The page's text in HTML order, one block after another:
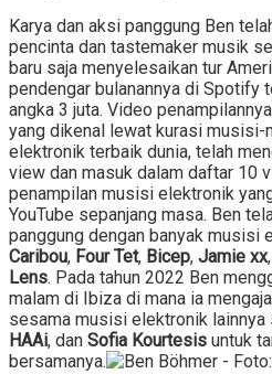
Karya dan aksi panggung Ben
pencinta dan tastemaker musik
baru saja menyelesaikan tur
pendengar bulanannya di Spotify
angka 3 juta. Video
yang dikenal lewat kurasi musisi-
elektronik terbaik dunia, telah
view dan masuk dalam daftar 10
penampilan musisi elektronik
YouTube sepanjang masa. Ben
panggung dengan banyak musisi
Caribou, Four Tet, Bicep, Jamie xx
Lens. Pada tahun 2022 Ben
malam di Ibiza di mana ia
sesama musisi elektronik lainnya
HAAi, dan Sofia Kourtesis untuk
bersamanya.